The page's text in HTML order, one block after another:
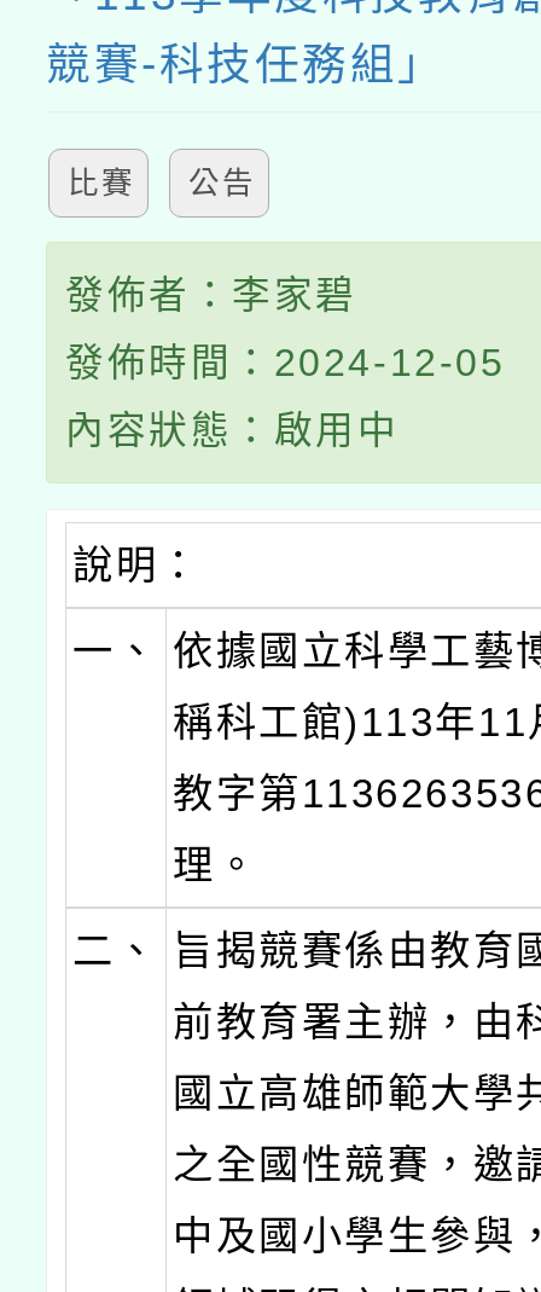
競賽-科技任務組」
比賽 公告
發佈者：李家碧
發佈時間：2024-12-05
內容狀態：啟用中
說明：
一、
依據國立科學工藝
稱科工館)113年11
教字第
理。
二、
旨揭競賽係由教育
前教育署主辦，由
國立高雄師範大學
之全國性競賽，邀
中及國小學生參與